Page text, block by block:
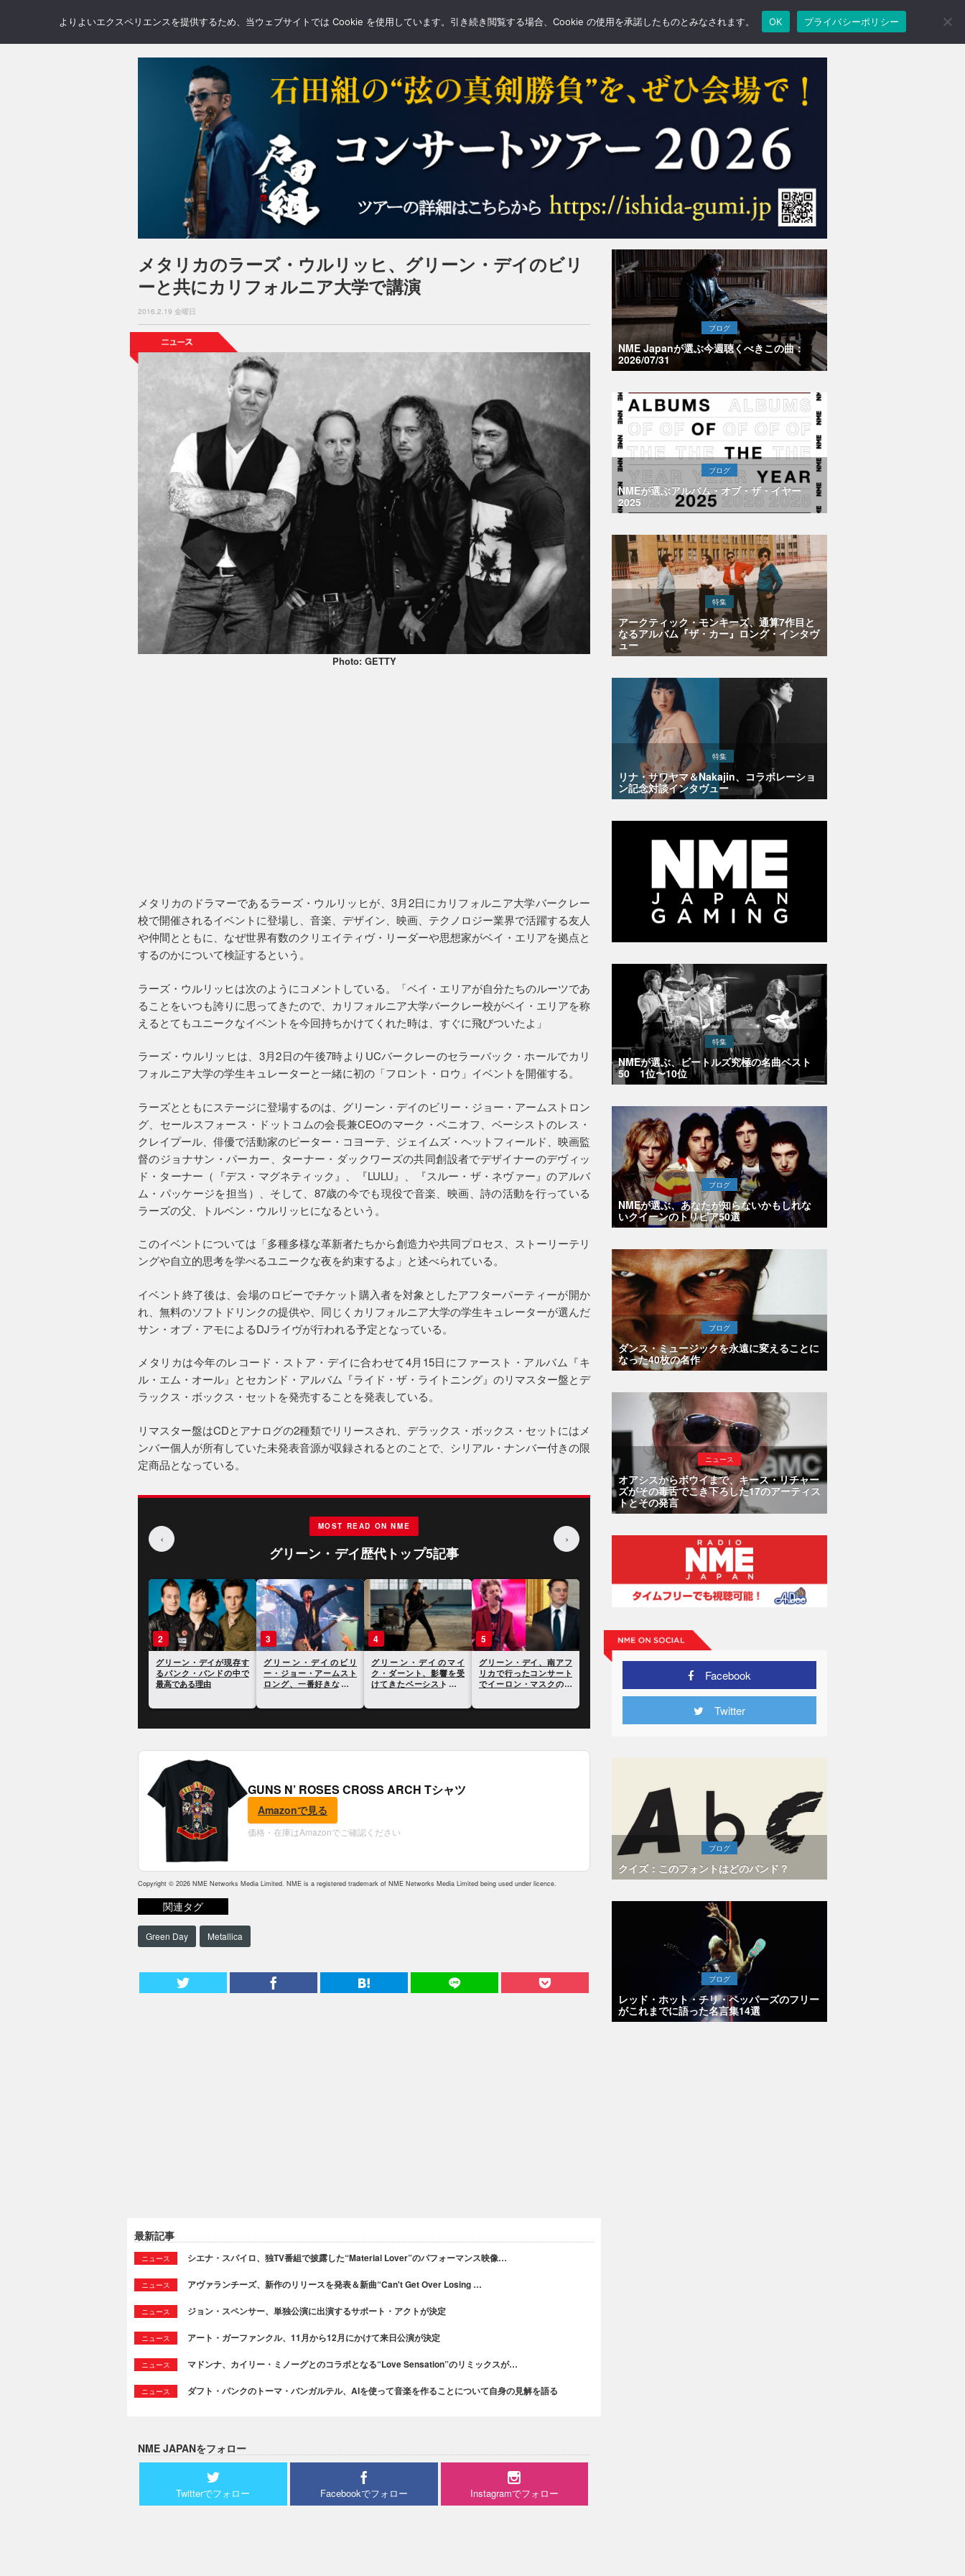
NEWS REVIEWS GALLERY BLOGS FEATURE
メタリカのラーズ・ウルリッヒ、グリーン・デイのビリ
ーと共にカリフォルニア大学で講演
2016.2.19 金曜日
Photo: GETTY
メタリカのドラマーであるラーズ・ウルリッヒが、3月2日にカリフォルニア大学バークレー
校で開催されるイベントに登場し、音楽、デザイン、映画、テクノロジー業界で活躍する友人
や仲間とともに、なぜ世界有数のクリエイティヴ・リーダーや思想家がベイ・エリアを拠点と
するのかについて検証するという。
ラーズ・ウルリッヒは次のようにコメントしている。「ベイ・エリアが自分たちのルーツであ
ることをいつも誇りに思ってきたので、カリフォルニア大学バークレー校がベイ・エリアを称
えるとてもユニークなイベントを今回持ちかけてくれた時は、すぐに飛びついたよ」
ラーズ・ウルリッヒは、3月2日の午後7時よりUCバークレーのセラーバック・ホールでカリ
フォルニア大学の学生キュレーターと一緒に初の「フロント・ロウ」イベントを開催する。
ラーズとともにステージに登場するのは、グリーン・デイのビリー・ジョー・アームストロン
グ、セールスフォース・ドットコムの会長兼CEOのマーク・ベニオフ、ベーシストのレス・
クレイプール、俳優で活動家のピーター・コヨーテ、ジェイムズ・ヘットフィールド、映画監
督のジョナサン・パーカー、ターナー・ダックワーズの共同創設者でデザイナーのデヴィッ
ド・ターナー（『デス・マグネティック』、『LULU』、『スルー・ザ・ネヴァー』のアルバ
ム・パッケージを担当）、そして、87歳の今でも現役で音楽、映画、詩の活動を行っている
ラーズの父、トルベン・ウルリッヒになるという。
このイベントについては「多種多様な革新者たちから創造力や共同プロセス、ストーリーテリ
ングや自立的思考を学べるユニークな夜を約束するよ」と述べられている。
イベント終了後は、会場のロビーでチケット購入者を対象としたアフターパーティーが開か
れ、無料のソフトドリンクの提供や、同じくカリフォルニア大学の学生キュレーターが選んだ
サン・オブ・アモによるDJライヴが行われる予定となっている。
メタリカは今年のレコード・ストア・デイに合わせて4月15日にファースト・アルバム『キ
ル・エム・オール』とセカンド・アルバム『ライド・ザ・ライトニング』のリマスター盤とデ
ラックス・ボックス・セットを発売することを発表している。
リマスター盤はCDとアナログの2種類でリリースされ、デラックス・ボックス・セットにはメ
ンバー個人が所有していた未発表音源が収録されるとのことで、シリアル・ナンバー付きの限
定商品となっている。
‹
MOST READ ON NME
グリーン・デイ歴代トップ5記事
›
2
グリーン・デイが現存す
るパンク・バンドの中で
最高である理由
3
グリーン・デイのビリ
ー・ジョー・アームスト
ロング、一番好きな自身
4
グリーン・デイのマイ
ク・ダーント、影響を受
けてきたベーシストにつ
5
グリーン・デイ、南アフ
リカで行ったコンサート
でイーロン・マスクの名
GUNS N’ ROSES CROSS ARCH Tシャツ
Amazonで見る
価格・在庫はAmazonでご確認ください
Copyright © 2026 NME Networks Media Limited. NME is a registered trademark of NME Networks Media Limited being used under licence.
関連タグ
Green Day Metallica
最新記事
ニュース シエナ・スパイロ、独TV番組で披露した“Material Lover”のパフォーマンス映像…
ニュース アヴァランチーズ、新作のリリースを発表＆新曲“Can't Get Over Losing …
ニュース ジョン・スペンサー、単独公演に出演するサポート・アクトが決定
ニュース アート・ガーファンクル、11月から12月にかけて来日公演が決定
ニュース マドンナ、カイリー・ミノーグとのコラボとなる“Love Sensation”のリミックスが…
ニュース ダフト・パンクのトーマ・バンガルテル、AIを使って音楽を作ることについて自身の見解を語る
NME JAPANをフォロー
Twitterでフォロー Facebookでフォロー Instagramでフォロー
ブログ
NME Japanが選ぶ今週聴くべきこの曲：
2026/07/31
ブログ
NMEが選ぶアルバム・オブ・ザ・イヤー
2025
特集
アークティック・モンキーズ、通算7作目と
なるアルバム『ザ・カー』ロング・インタヴ
ュー
特集
リナ・サワヤマ＆Nakajin、コラボレーショ
ン記念対談インタヴュー
特集
NMEが選ぶ、ビートルズ究極の名曲ベスト
50 1位〜10位
ブログ
NMEが選ぶ、あなたが知らないかもしれな
いクイーンのトリビア50選
ブログ
ダンス・ミュージックを永遠に変えることに
なった40枚の名作
ニュース
オアシスからボウイまで、キース・リチャー
ズがその毒舌でこき下ろした17のアーティス
トとその発言
Facebook
Twitter
ブログ
クイズ：このフォントはどのバンド？
ブログ
レッド・ホット・チリ・ペッパーズのフリー
がこれまでに語った名言集14選
よりよいエクスペリエンスを提供するため、当ウェブサイトでは Cookie を使用しています。引き続き閲覧する場合、Cookie の使用を承諾したものとみなされます。 OK プライバシーポリシー